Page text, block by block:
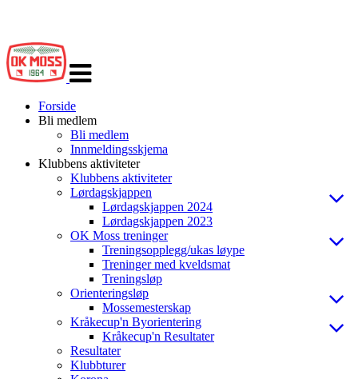
navigasjon
Forside
Bli medlem
Bli medlem
Innmeldingsskjema
Klubbens aktiviteter
Klubbens aktiviteter
Lørdagskjappen
Lørdagskjappen 2024
Lørdagskjappen 2023
OK Moss treninger
Treningsopplegg/ukas løype
Treninger med kveldsmat
Treningsløp
Orienteringsløp
Mossemesterskap
Kråkecup'n Byorientering
Kråkecup'n Resultater
Resultater
Klubbturer